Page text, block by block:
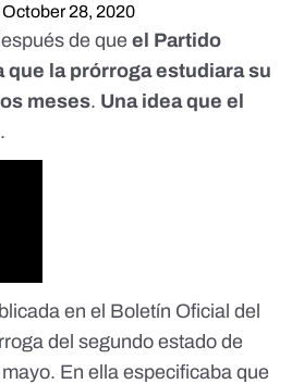
October 28, 2020
de que el Partido
que la prórroga estudiara su
meses. Una idea que el
.
en el Boletín Oficial del
del segundo estado de
En ella especificaba que